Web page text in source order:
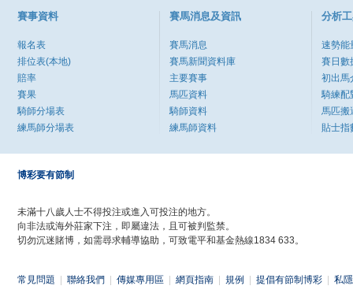
賽事資料
報名表
排位表(本地)
賠率
賽果
騎師分場表
練馬師分場表
賽馬消息及資訊
賽馬消息
賽馬新聞資料庫
主要賽事
馬匹資料
騎師資料
練馬師資料
分析
速勢能
賽日數
初出馬
騎練配
馬匹搬
貼士指
博彩要有節制
未滿十八歲人士不得投注或進入可投注的地方。
向非法或海外莊家下注，即屬違法，且可被判監禁。
切勿沉迷賭博，如需尋求輔導協助，可致電平和基金熱線1834 633。
常見問題 聯絡我們 傳媒專用區 網頁指南 規例 提倡有節制博彩 私